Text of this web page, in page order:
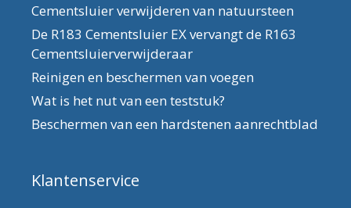
Cementsluier verwijderen van natuursteen
De R183 Cementsluier EX vervangt de R163
Cementsluierverwijderaar
Reinigen en beschermen van voegen
Wat is het nut van een teststuk?
Beschermen van een hardstenen aanrechtblad
Klantenservice